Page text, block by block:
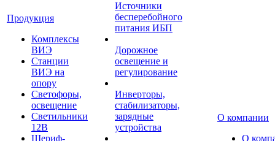
Продукция
Комплексы
ВИЭ
Станции
ВИЭ на
опору
Светофоры,
освещение
Светильники
12В
Шериф-
Источники
бесперебойного
питания ИБП
Дорожное
освещение и
регулирование
Инверторы,
стабилизаторы,
зарядные
устройства
О компании
О